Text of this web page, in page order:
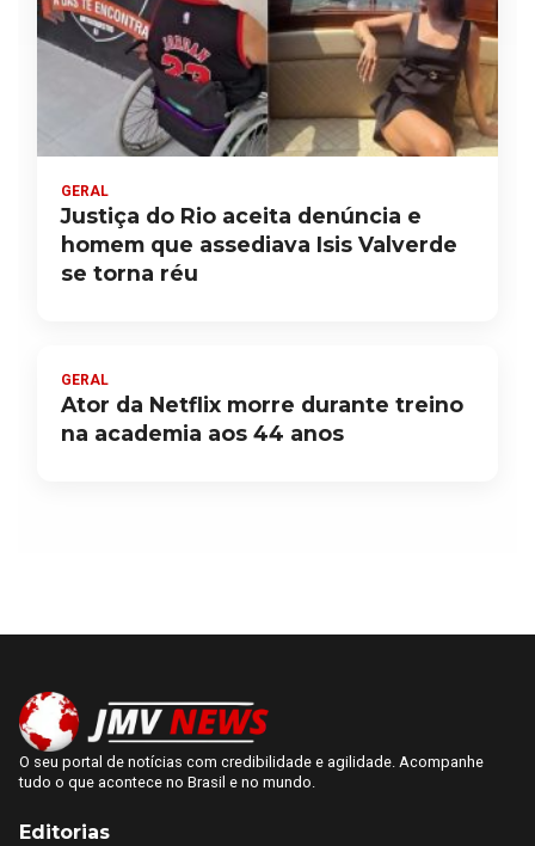
GERAL
Justiça do Rio aceita denúncia e
homem que assediava Isis Valverde
se torna réu
GERAL
Ator da Netflix morre durante treino
na academia aos 44 anos
O seu portal de notícias com credibilidade e agilidade. Acompanhe
tudo o que acontece no Brasil e no mundo.
Editorias